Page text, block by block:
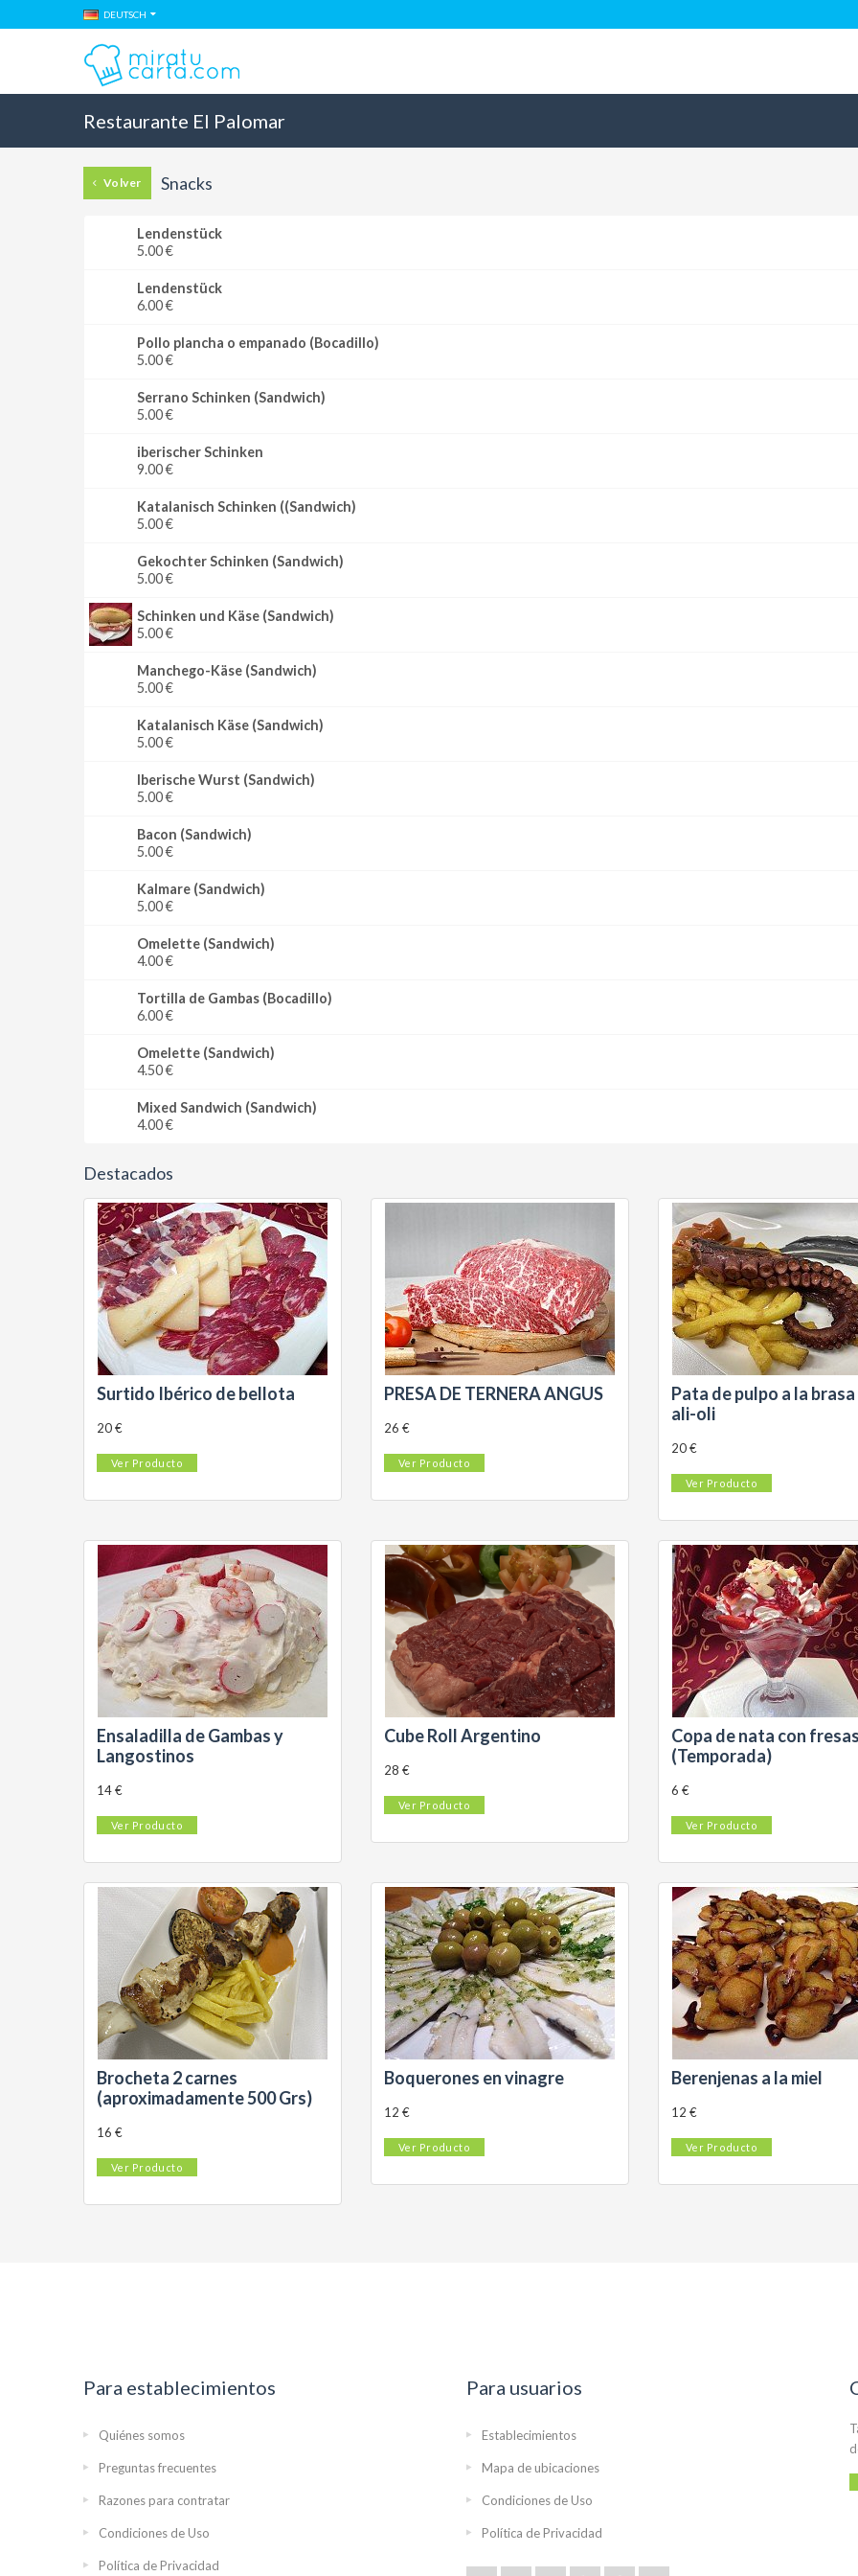
DEUTSCH
Restaurante El Palomar
Volver Snacks
Lendenstück
5.00 €
Lendenstück
6.00 €
Pollo plancha o empanado (Bocadillo)
5.00 €
Serrano Schinken (Sandwich)
5.00 €
iberischer Schinken
9.00 €
Katalanisch Schinken ((Sandwich)
5.00 €
Gekochter Schinken (Sandwich)
5.00 €
Schinken und Käse (Sandwich)
5.00 €
Manchego-Käse (Sandwich)
5.00 €
Katalanisch Käse (Sandwich)
5.00 €
Iberische Wurst (Sandwich)
5.00 €
Bacon (Sandwich)
5.00 €
Kalmare (Sandwich)
5.00 €
Omelette (Sandwich)
4.00 €
Tortilla de Gambas (Bocadillo)
6.00 €
Omelette (Sandwich)
4.50 €
Mixed Sandwich (Sandwich)
4.00 €
Destacados
Surtido Ibérico de bellota
20 €
Ver Producto
PRESA DE TERNERA ANGUS
26 €
Ver Producto
Pata de pulpo a la
ali-oli
20 €
Ver Producto
Ensaladilla de Gambas y
Langostinos
14 €
Ver Producto
Cube Roll Argentino
28 €
Ver Producto
Copa de nata con
(Temporada)
6 €
Ver Producto
Brocheta 2 carnes
(aproximadamente 500 Grs)
16 €
Ver Producto
Boquerones en vinagre
12 €
Ver Producto
Berenjenas a la miel
12 €
Ver Producto
Para establecimientos
Quiénes somos
Preguntas frecuentes
Razones para contratar
Condiciones de Uso
Política de Privacidad
Para usuarios
Establecimientos
Mapa de ubicaciones
Condiciones de Uso
Política de Privacidad